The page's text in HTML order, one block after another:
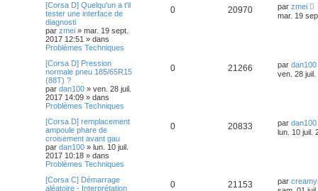
[Corsa D] Quelqu'un a t'il
tester une interface de
diagnosti
par zmei » mar. 19 sept.
2017 12:51 » dans
Problèmes Techniques
0 20970 par zmei
mar. 19
[Corsa D] Pression
normale pneu 185/65R15
(88T) ?
par dan100 » ven. 28 juil.
2017 14:09 » dans
Problèmes Techniques
0 21266 par dan100
ven. 28
[Corsa D] remplacement
ampoule phare de
croisement avant gau
par dan100 » lun. 10 juil.
2017 10:18 » dans
Problèmes Techniques
0 20833 par dan100
lun. 10 juil.
[Corsa C] Démarrage
aléatoire - Interprétation
0 21153 par